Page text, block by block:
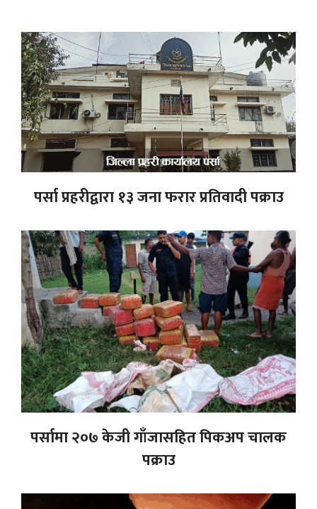
पर्सा प्रहरीद्वारा १३ जना फरार प्रतिवादी पक्राउ
पर्सामा २०७ केजी गाँजासहित पिकअप चालक
पक्राउ